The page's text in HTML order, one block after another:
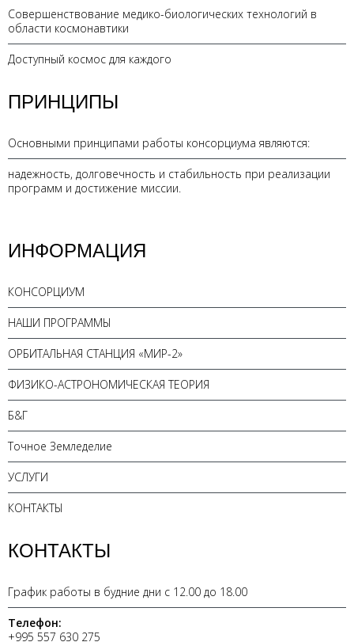
Совершенствование медико-биологических технологий в
области космонавтики
Доступный космос для каждого
ПРИНЦИПЫ
Основными принципами работы консорциума являются:
надежность, долговечность и стабильность при реализации
программ и достижение миссии.
ИНФОРМАЦИЯ
КОНСОРЦИУМ
НАШИ ПРОГРАММЫ
ОРБИТАЛЬНАЯ СТАНЦИЯ «МИР-2»
ФИЗИКО-АСТРОНОМИЧЕСКАЯ ТЕОРИЯ
Б&Г
Точное Земледелие
УСЛУГИ
КОНТАКТЫ
КОНТАКТЫ
График работы в будние дни с 12.00 до 18.00
Телефон:
+995 557 630 275